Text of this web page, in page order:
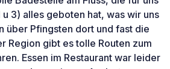
u 3) alles geboten hat, was wir uns
über Pfingsten dort und fast die
Region gibt es tolle Routen zum
Essen im Restaurant war leider